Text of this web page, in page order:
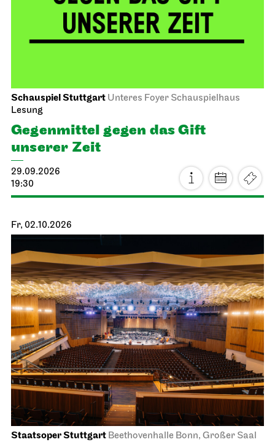
Schauspiel Stuttgart Unteres Foyer Schauspielhaus
Lesung
Gegen­mittel gegen das Gift
unserer Zeit
29.09.2026
19:30
Fr, 02.10.2026
Staatsoper Stuttgart Beethovenhalle Bonn, Großer Saal